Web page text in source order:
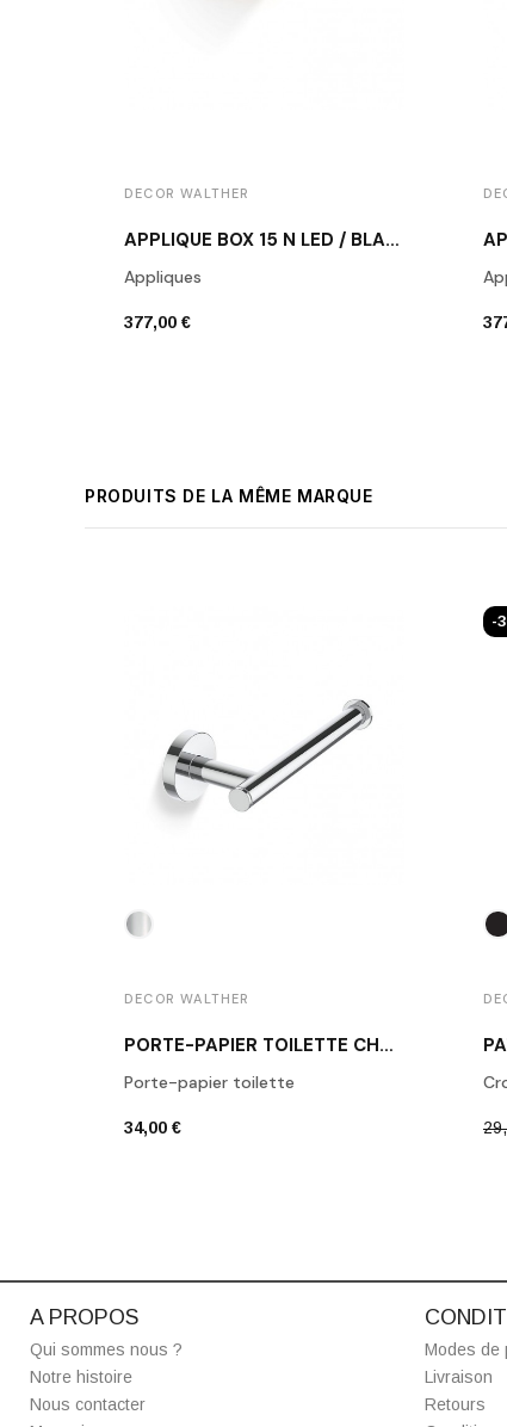
DECOR WALTHER
APPLIQUE BOX 15 N LED / BLANC MAT
Appliques
377,00 €
PRODUITS DE LA MÊME MARQUE
DECOR WALTHER
PORTE-PAPIER TOILETTE CHROME POLI BA TPH1
Porte-papier toilette
34,00 €
-
A PROPOS
Qui sommes nous ?
Notre histoire
Nous contacter
Modes de
Livraison
Retours